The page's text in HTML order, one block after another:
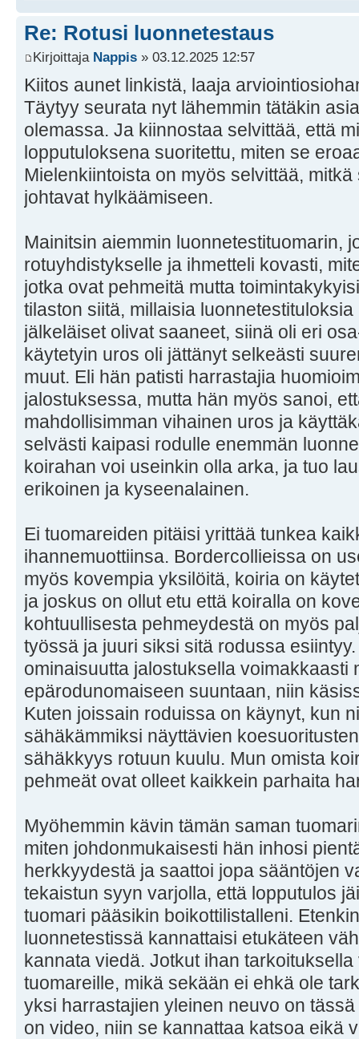
Re: Rotusi luonnetestaus
Kirjoittaja Nappis » 03.12.2025 12:57
Kiitos aunet linkistä, laaja
Täytyy seurata nyt lähemmin tätäkin
olemassa. Ja kiinnostaa selvittää, että
lopputuloksena suoritettu, miten se
Mielenkiintoista on myös selvittää,
johtavat hylkäämiseen.
Mainitsin aiemmin luonnetestituomarin,
rotuyhdistykselle ja ihmetteli kovasti,
jotka ovat pehmeitä mutta
tilaston siitä, millaisia
jälkeläiset olivat saaneet, siinä oli eri
käytetyin uros oli jättänyt selkeästi
muut. Eli hän patisti harrastajia
jalostuksessa, mutta hän myös sanoi,
mahdollisimman vihainen uros ja
selvästi kaipasi rodulle enemmän
koirahan voi useinkin olla arka, ja tuo
erikoinen ja kyseenalainen.
Ei tuomareiden pitäisi yrittää tunkea
ihannemuottiinsa. Bordercollieissa on
myös kovempia yksilöitä, koiria on
ja joskus on ollut etu että koiralla on
kohtuullisesta pehmeydestä on myös
työssä ja juuri siksi sitä rodussa
ominaisuutta jalostuksella voimakkaasti
epärodunomaiseen suuntaan, niin
Kuten joissain roduissa on käynyt, kun
sähäkämmiksi näyttävien
sähäkkyys rotuun kuulu. Mun omista
pehmeät ovat olleet kaikkein parhaita
Myöhemmin kävin tämän saman
miten johdonmukaisesti hän inhosi
herkkyydestä ja saattoi jopa sääntöjen
tekaistun syyn varjolla, että lopputulos
tuomari pääsikin boikottilistalleni.
luonnetestissä kannattaisi etukäteen
kannata viedä. Jotkut ihan
tuomareille, mikä sekään ei ehkä ole
yksi harrastajien yleinen neuvo on
on video, niin se kannattaa katsoa eikä